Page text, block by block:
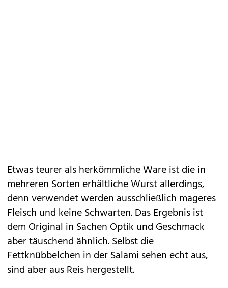
Etwas teurer als herkömmliche Ware ist die in
mehreren Sorten erhältliche Wurst allerdings,
denn verwendet werden ausschließlich mageres
Fleisch und keine Schwarten. Das Ergebnis ist
dem Original in Sachen Optik und Geschmack
aber täuschend ähnlich. Selbst die
Fettknübbelchen in der Salami sehen echt aus,
sind aber aus Reis hergestellt.